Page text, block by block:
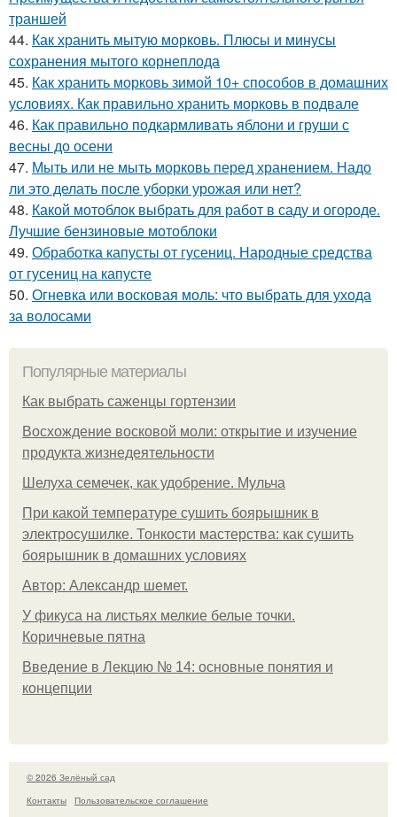
траншей
44. Как хранить мытую морковь. Плюсы и минусы
сохранения мытого корнеплода
45. Как хранить морковь зимой 10+ способов в домашних
условиях. Как правильно хранить морковь в подвале
46. Как правильно подкармливать яблони и груши с
весны до осени
47. Мыть или не мыть морковь перед хранением. Надо
ли это делать после уборки урожая или нет?
48. Какой мотоблок выбрать для работ в саду и огороде.
Лучшие бензиновые мотоблоки
49. Обработка капусты от гусениц. Народные средства
от гусениц на капусте
50. Огневка или восковая моль: что выбрать для ухода
за волосами
Популярные материалы
Как выбрать саженцы гортензии
Восхождение восковой моли: открытие и изучение
продукта жизнедеятельности
Шелуха семечек, как удобрение. Мульча
При какой температуре сушить боярышник в
электросушилке. Тонкости мастерства: как сушить
боярышник в домашних условиях
Автор: Александр шемет.
У фикуса на листьях мелкие белые точки.
Коричневые пятна
Введение в Лекцию № 14: основные понятия и
концепции
© 2026 Зелёный сад
Контакты
Пользовательское соглашение